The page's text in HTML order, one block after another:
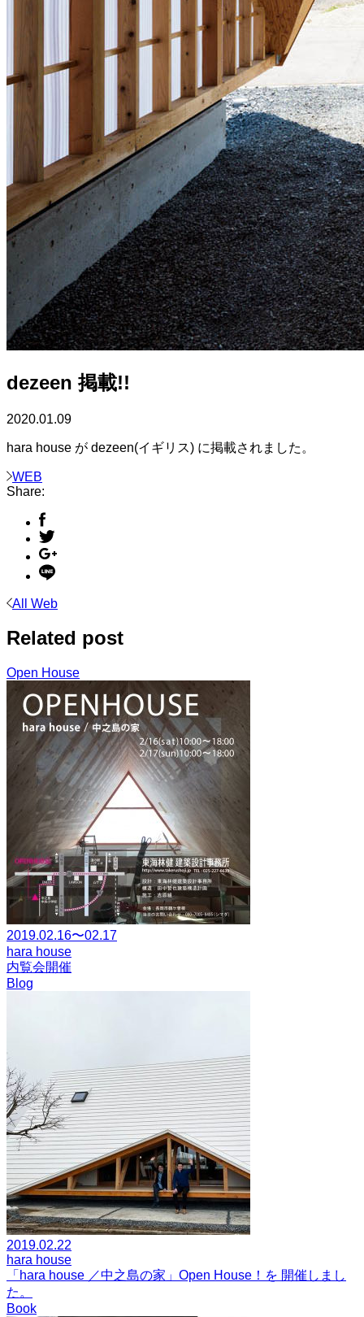
dezeen 掲載!!
2020.01.09
hara house が dezeen(イギリス) に掲載されました。
WEB
Share:
All Web
Related post
Open House
2019.02.16〜02.17
hara house
内覧会開催
Blog
2019.02.22
hara house
「hara house ／中之島の家」Open House！を 開催しまし
た。
Book